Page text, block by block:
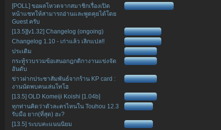
[POLL] ขอผลโหวตจากสมาชิกเรื่องเปิด
หน้าแชทให้สามารถอ่านและพูดคุยได้โดย
Guest ครับ
[13.5][v1.32] Changelog (ongoing)
Changelog 1.10 - เก่าแล้ว เลิกแปล!!
ประเดิม
กระทู้รวบรวมข้อเสนอกฎกติกางานแข่งจัด
อันดับ
ข่าวฝากประชาสัมพันธ์จากร้าน KP card :
งานนัดพบคนเล่นโทโฮ
[13.5] OLD Komeiji Koishi [1.04b]
ทุกท่านคิดว่าตัวละครไหนใน Touhou 12.3
รับมือ ยาก(ที่สุด) ฮะ?
[13.5] ระบบคะแนนนิยม